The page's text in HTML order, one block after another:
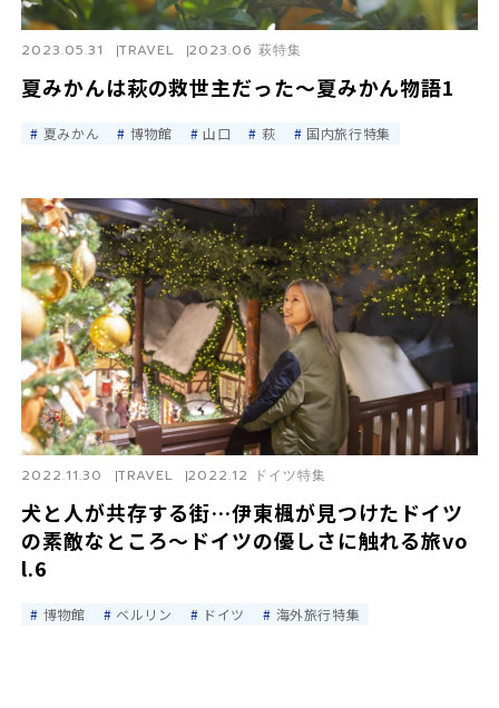
夏みかんは萩の救世主だった〜夏みかん物語1
2023.05.31 TRAVEL 2023.06 萩特集
夏みかん 博物館 山口 萩 国内旅行特集
犬と人が共存する街…伊東楓が見つけたドイツ
の素敵なところ〜ドイツの優しさに触れる旅vo
l.6
2022.11.30 TRAVEL 2022.12 ドイツ特集
博物館 ベルリン ドイツ 海外旅行特集